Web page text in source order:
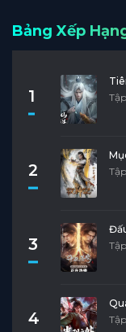
Bảng Xếp
1
2
3
4